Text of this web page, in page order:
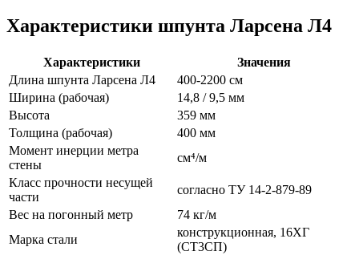
Характеристики шпунта Ларсена Л4
Характеристики
Значения
Длина шпунта Ларсена Л4
400-2200 см
Ширина (рабочая)
14,8 / 9,5 мм
Высота
359 мм
Толщина (рабочая)
400 мм
Момент инерции метра
стены
см⁴/м
Класс прочности несущей
части
согласно ТУ 14-2-879-89
Вес на погонный метр
74 кг/м
Марка стали
конструкционная, 16ХГ
(СТ3СП)